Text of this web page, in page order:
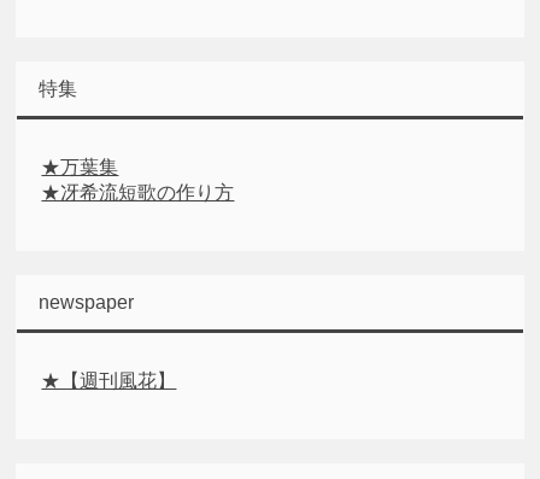
特集
★万葉集
★冴希流短歌の作り方
newspaper
★【週刊風花】